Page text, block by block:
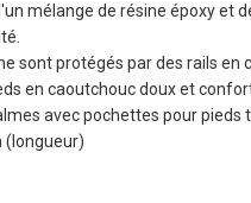
mélange de résine époxy et
sont protégés par des rails en
en caoutchouc doux et
avec pochettes pour pieds
(longueur)